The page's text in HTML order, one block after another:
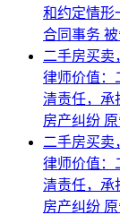
和约定情形
合同事务
二手房买卖
律师价值：
清责任，承
房产纠纷
二手房买卖
律师价值：
清责任，承
房产纠纷